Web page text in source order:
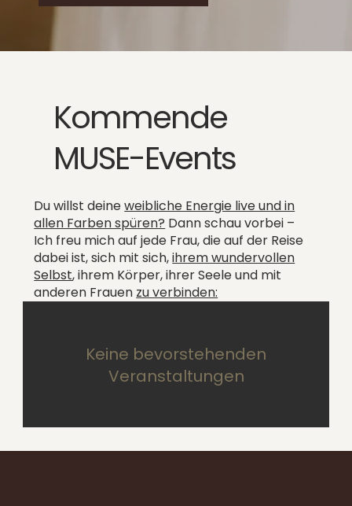
Kommende
MUSE-Events
Du willst deineweibliche Energie live und in
allen Farben spüren? Dann schau vorbei –
Ich freu mich auf jede Frau, die auf der Reise
dabei ist, sich mit sich,ihrem wundervollen
Selbst, ihrem Körper, ihrer Seele und mit
anderen Frauen zu verbinden:
Keine bevorstehenden
Veranstaltungen